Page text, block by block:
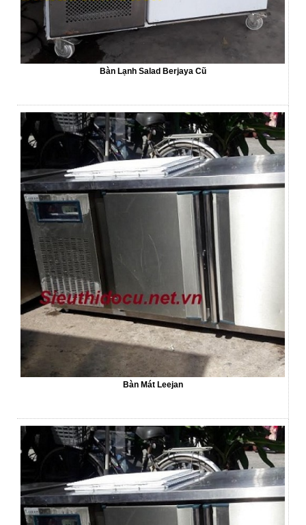
Bàn Lạnh Salad Berjaya Cũ
Bàn Mát Leejan